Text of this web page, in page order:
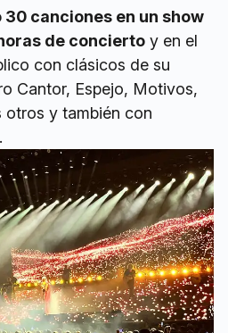
30 canciones en un show
de concierto y en el
con clásicos de su
Cantor, Espejo, Motivos,
otros y también con